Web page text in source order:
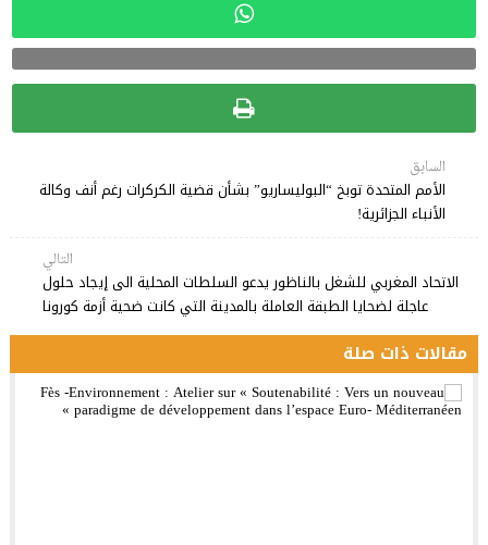
السابق
الأمم المتحدة توبخ “البوليساريو” بشأن قضية الكركرات رغم أنف وكالة
الأنباء الجزائرية!
التالي
الاتحاد المغربي للشغل بالناظور يدعو السلطات المحلية الى إيجاد حلول
عاجلة لضحايا الطبقة العاملة بالمدينة التي كانت ضحية أزمة كورونا
مقالات ذات صلة